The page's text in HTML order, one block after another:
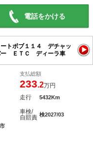
電話をかける
トボブ１１４ デチャッ
ー ＥＴＣ ディーラ車
支払総額
233.2万円
走行 5432Km
車検/
自賠責 検2027/03